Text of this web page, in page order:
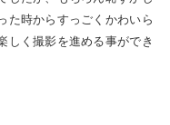
た時からすっごくかわいら
しく撮影を進める事ができ